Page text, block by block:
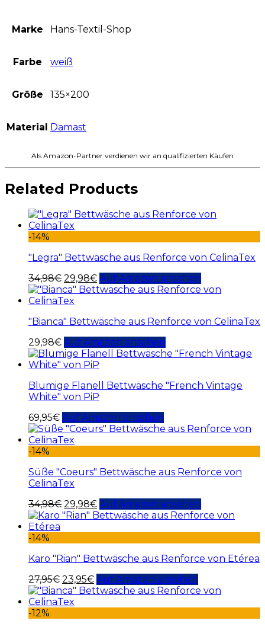
Marke Hans-Textil-Shop
Farbe weiß
Größe 135×200
Material Damast
Als Amazon-Partner verdienen wir an qualifizierten Käufen
Related Products
-14%
"Legra" Bettwäsche aus Renforce von CelinaTex
34,98€ 29,98€ Auf Amazon ansehen
"Bianca" Bettwäsche aus Renforce von CelinaTex
29,98€ Auf Amazon ansehen
Blumige Flanell Bettwäsche "French Vintage
White" von PiP
69,95€ Auf Amazon ansehen
-14%
Süße "Coeurs" Bettwäsche aus Renforce von
CelinaTex
34,98€ 29,98€ Auf Amazon ansehen
-14%
Karo "Rian" Bettwäsche aus Renforce von Etérea
27,95€ 23,95€ Auf Amazon ansehen
-12%